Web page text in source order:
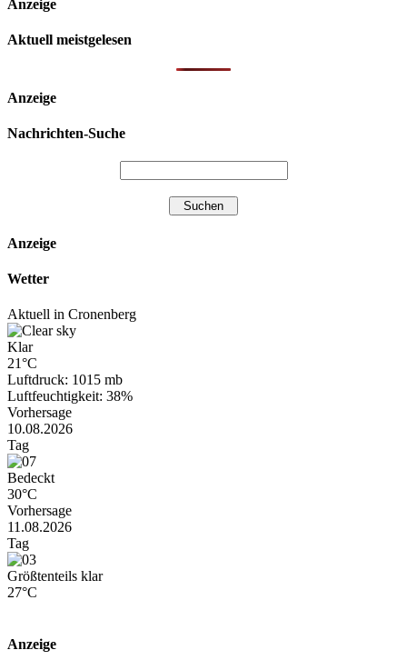
Anzeige
Aktuell meistgelesen
Anzeige
Nachrichten-Suche
Anzeige
Wetter
Aktuell in Cronenberg
Klar
21°C
Luftdruck: 1015 mb
Luftfeuchtigkeit: 38%
Vorhersage
10.08.2026
Tag
Bedeckt
30°C
Vorhersage
11.08.2026
Tag
Größtenteils klar
27°C
Anzeige